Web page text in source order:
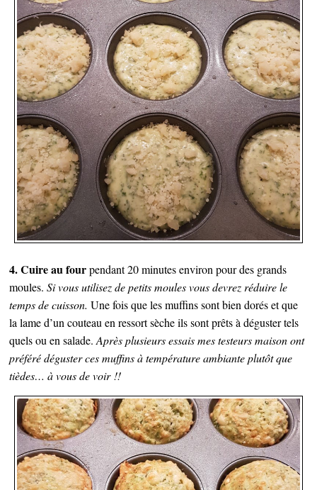
4. Cuire au fourpendant 20 minutes environ pour des grands
moules.Si vous utilisez de petits moules vous devrez réduire le
temps de cuisson. Une fois que les muffins sont bien dorés et que
la lame d’un couteau en ressort sèche ils sont prêts à déguster tels
quels ou en salade.Après plusieurs essais mes testeurs maison ont
préféré déguster ces muffins à température ambiante plutôt que
tièdes… à vous de voir !!